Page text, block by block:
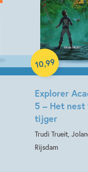
Explorer
5 – Het nest
tijger
Trudi Trueit,
Rijsdam
10,99
E-book